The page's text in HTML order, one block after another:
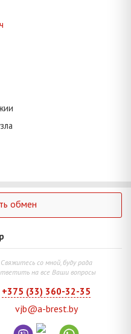
обмен
Свяжитесь со мной, буду рада
на все Ваши вопросы
+375 (33) 360-32-35
vjb@a-brest.by